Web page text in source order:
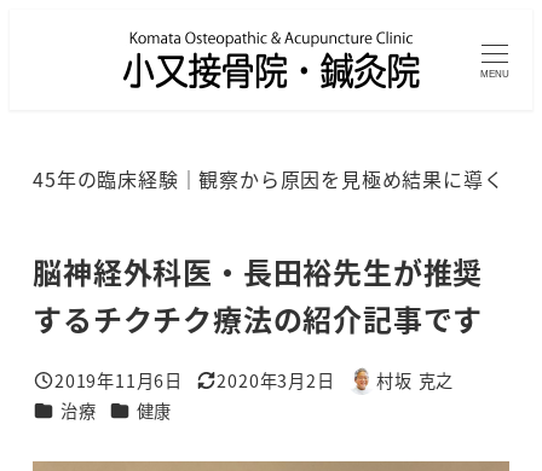
MENU
45年の臨床経験｜観察から原因を見極め結果に導く
脳神経外科医・長田裕先生が推奨
するチクチク療法の紹介記事です
投稿日
2019年11月6日
更新日
2020年3月2日
著
村坂 克之
カテゴリー
治療 カテゴリー
健康